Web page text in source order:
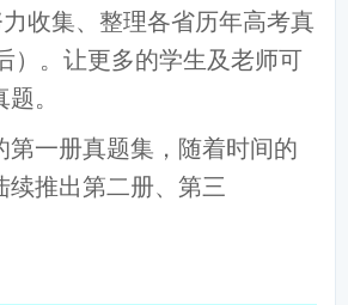
收集、整理各省历年高考真
）。让更多的学生及老师可
。
第一册真题集，随着时间的
推出第二册、第三